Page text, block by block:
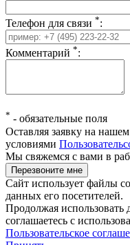
Телефон для связи *:
Комментарий *:
* - обязательные поля
Оставляя заявку на
условиями
Мы свяжемся с вами в
Сайт использует файлы
данных его посетителей.
Продолжая использовать
соглашаетесь с
Пользовательское